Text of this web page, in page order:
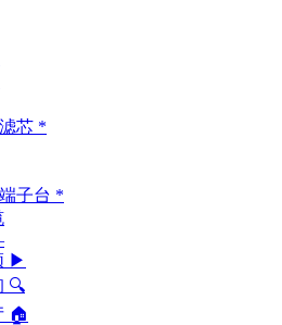
芯 *
子台 *
▶
🔍︎
🏠︎